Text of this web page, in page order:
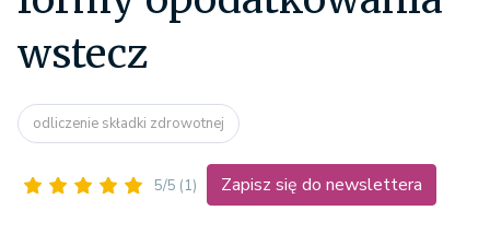
wstecz
odliczenie składki zdrowotnej
5/5 (1) Zapisz się do newslettera